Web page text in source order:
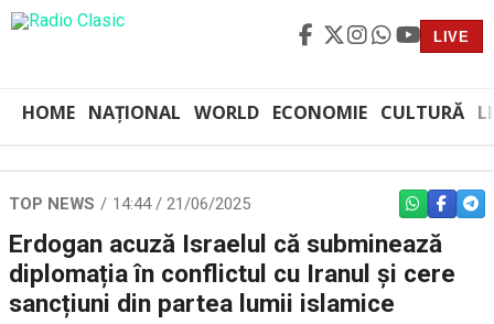
LIVE
HOME NAȚIONAL WORLD ECONOMIE CULTURĂ
TOP NEWS 14:44 / 21/06/2025 WHATSAPP
Erdogan acuză Israelul că subminează
diplomația în conflictul cu Iranul și cere
sancțiuni din partea lumii islamice